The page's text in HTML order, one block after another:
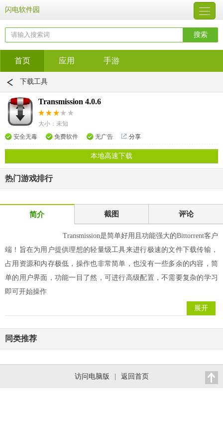
闪电软件园
首页 应用 手游
下载工具
Transmission 4.0.6
大小：未知
安全无毒
免费软件 无广告 分享
本地高速下载
热门游戏排行
简介 截图 评论
Transmission是简单好用且功能强大的Bittorrent客户
端！旨在为用户提供理想的轻量级工具来进行极速的文件下载传输，
占用资源和内存极低，操作也非常简单，也没有一些多余的内容，简
单的用户界面，功能一目了然，可进行高级配置，不需要复杂的学习
即可开始操作
展开
同类推荐
访问电脑版 返回首页